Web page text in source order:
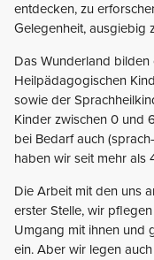
entdecken, zu
Gelegenheit, ausgiebig
Das Wunderland
Heilpädagogischen
sowie der
Kinder zwischen 0 und
bei Bedarf auch
haben wir seit mehr als
Die Arbeit mit den uns
erster Stelle, wir
Umgang mit ihnen und
ein. Aber wir legen